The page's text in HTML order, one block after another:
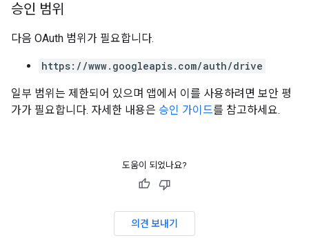
승인 범위
다음 OAuth 범위가 필요합니다.
https://www.googleapis.com/auth/drive
일부 범위는 제한되어 있으며 앱에서 이를 사용하려면 보안 평
가가 필요합니다. 자세한 내용은 승인 가이드를 참고하세요.
도움이 되었나요?
의견 보내기